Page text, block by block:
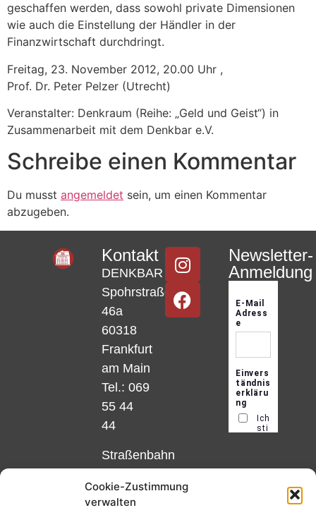
Cookie-Zustimmung
verwalten
geschaffen werden, dass sowohl private Dimensionen
wie auch die Einstellung der Händler in der
Finanzwirtschaft durchdringt.
Freitag, 23. November 2012, 20.00 Uhr ,
Prof. Dr. Peter Pelzer (Utrecht)
Veranstalter: Denkraum (Reihe: „Geld und Geist“) in
Zusammenarbeit mit dem Denkbar e.V.
Schreibe einen Kommentar
Du musst angemeldet sein, um einen Kommentar
abzugeben.
Kontakt
DENKBAR
Spohrstraße
46a
60318
Frankfurt
am Main
Tel.: 069
55 44
44
Straßenbahn
und 12,
Newsletter-
Anmeldung